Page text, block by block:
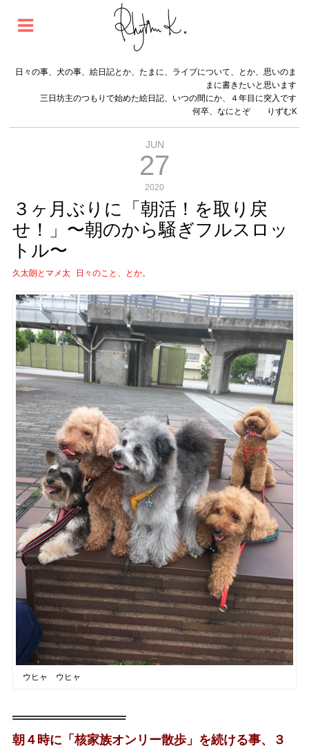
日々の事、犬の事、絵日記とか、たまに、ライブについて、とか、思いのま
まに書きたいと思います
三日坊主のつもりで始めた絵日記、いつの間にか、４年目に突入です
何卒、なにとぞ りずむK
JUN
27
2020
３ヶ月ぶりに「朝活！を取り戻
せ！」〜朝のから騒ぎフルスロッ
トル〜
久太朗とマメ太 日々のこと、とか。
ウヒャ ウヒャ
朝４時に「核家族オンリー散歩」を続ける事、３